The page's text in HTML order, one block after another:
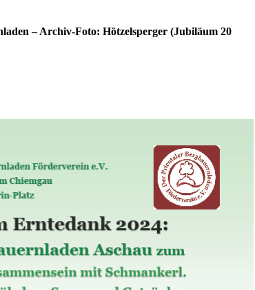
– Archiv-Foto: Hötzelsperger (Jubiläum 20